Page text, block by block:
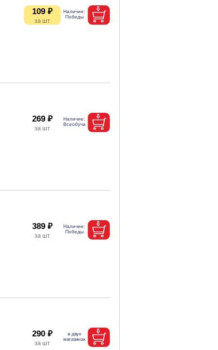
109 ₽
269 ₽
389 ₽
290 ₽